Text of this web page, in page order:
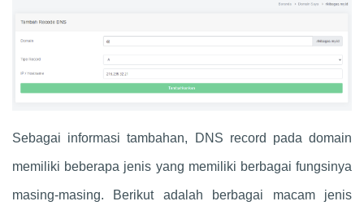
Sebagai informasi tambahan, DNS record pada domain
memiliki beberapa jenis yang memiliki berbagai fungsinya
masing-masing. Berikut adalah berbagai macam jenis